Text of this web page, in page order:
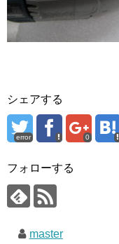
シェアする
error 0
フォローする
master